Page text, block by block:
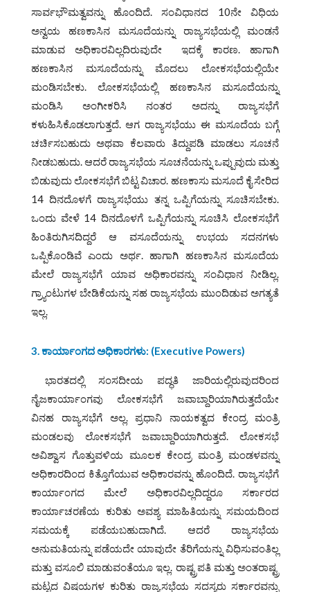
ಸಾರ್ವಭೌಮತ್ವವನ್ನು ಹೊಂದಿದೆ. ಸಂವಿಧಾನದ 10ನೇ ವಿಧಿಯ
ಅನ್ವಯ ಹಣಕಾಸಿನ ಮಸೂದೆಯನ್ನು ರಾಜ್ಯಸಭೆಯಲ್ಲಿ ಮಂಡನೆ
ಮಾಡುವ ಅಧಿಕಾರವಿಲ್ಲದಿರುವುದೇ ಇದಕ್ಕೆ ಕಾರಣ. ಹಾಗಾಗಿ
ಹಣಕಾಸಿನ ಮಸೂದೆಯನ್ನು ಮೊದಲು ಲೋಕಸಭೆಯಲ್ಲಿಯೇ
ಮಂಡಿಸಬೇಕು. ಲೋಕಸಭೆಯಲ್ಲಿ ಹಣಕಾಸಿನ ಮಸೂದೆಯನ್ನು
ಮಂಡಿಸಿ ಅಂಗೀಕರಿಸಿ ನಂತರ ಅದನ್ನು ರಾಜ್ಯಸಭೆಗೆ
ಕಳುಹಿಸಿಕೊಡಲಾಗುತ್ತದೆ. ಆಗ ರಾಜ್ಯಸಭೆಯು ಈ ಮಸೂದೆಯ ಬಗ್ಗೆ
ಚರ್ಚಿಸಬಹುದು ಅಥವಾ ಕೆಲವಾರು ತಿದ್ದುಪಡಿ ಮಾಡಲು ಸೂಚನೆ
ನೀಡಬಹುದು. ಆದರೆ ರಾಜ್ಯಸಭೆಯ ಸೂಚನೆಯನ್ನು ಒಪ್ಪುವುದು ಮತ್ತು
ಬಿಡುವುದು ಲೋಕಸಭೆಗೆ ಬಿಟ್ಟ ವಿಚಾರ. ಹಣಕಾಸು ಮಸೂದೆ ಕೈ ಸೇರಿದ
14 ದಿನದೊಳಗೆ ರಾಜ್ಯಸಭೆಯು ತನ್ನ ಒಪ್ಪಿಗೆಯನ್ನು ಸೂಚಿಸಬೇಕು.
ಒಂದು ವೇಳೆ 14 ದಿನದೊಳಗೆ ಒಪ್ಪಿಗೆಯನ್ನು ಸೂಚಿಸಿ ಲೋಕಸಭೆಗೆ
ಹಿಂತಿರುಗಿಸದಿದ್ದರೆ ಆ ವಸೂದೆಯನ್ನು ಉಭಯ ಸದನಗಳು
ಒಪ್ಪಿಕೊಂಡಿವೆ ಎಂದು ಅರ್ಥ. ಹಾಗಾಗಿ ಹಣಕಾಸಿನ ಮಸೂದೆಯ
ಮೇಲೆ ರಾಜ್ಯಸಭೆಗೆ ಯಾವ ಅಧಿಕಾರವನ್ನು ಸಂವಿಧಾನ ನೀಡಿಲ್ಲ.
ಗ್ರ್ಯಾಂಟುಗಳ ಬೇಡಿಕೆಯನ್ನು ಸಹ ರಾಜ್ಯಸಭೆಯ ಮುಂದಿಡುವ ಅಗತ್ಯತೆ
ಇಲ್ಲ.
3. ಕಾರ್ಯಾಂಗದ ಅಧಿಕಾರಗಳು: (Executive Powers)
ಭಾರತದಲ್ಲಿ ಸಂಸದೀಯ ಪದ್ಧತಿ ಜಾರಿಯಲ್ಲಿರುವುದರಿಂದ
ನೈಜಕಾರ್ಯಾಂಗವು ಲೋಕಸಭೆಗೆ ಜವಾಬ್ದಾರಿಯಾಗಿರುತ್ತದೆಯೇ
ವಿನಹ ರಾಜ್ಯಸಭೆಗೆ ಅಲ್ಲ. ಪ್ರಧಾನಿ ನಾಯಕತ್ವದ ಕೇಂದ್ರ ಮಂತ್ರಿ
ಮಂಡಲವು ಲೋಕಸಭೆಗೆ ಜವಾಬ್ದಾರಿಯಾಗಿರುತ್ತದೆ. ಲೋಕಸಭೆ
ಅವಿಶ್ವಾಸ ಗೊತ್ತುವಳಿಯ ಮೂಲಕ ಕೇಂದ್ರ ಮಂತ್ರಿ ಮಂಡಳವನ್ನು
ಅಧಿಕಾರದಿಂದ ಕಿತ್ತೊಗೆಯುವ ಅಧಿಕಾರವನ್ನು ಹೊಂದಿದೆ. ರಾಜ್ಯಸಭೆಗೆ
ಕಾರ್ಯಾಂಗದ ಮೇಲೆ ಅಧಿಕಾರವಿಲ್ಲದಿದ್ದರೂ ಸರ್ಕಾರದ
ಕಾರ್ಯಾಚರಣೆಯ ಕುರಿತು ಅವಶ್ಯ ಮಾಹಿತಿಯನ್ನು ಸಮಯದಿಂದ
ಸಮಯಕ್ಕೆ ಪಡೆಯಬಹುದಾಗಿದೆ. ಆದರೆ ರಾಜ್ಯಸಭೆಯ
ಅನುಮತಿಯನ್ನು ಪಡೆಯದೇ ಯಾವುದೇ ತೆರಿಗೆಯನ್ನು ವಿಧಿಸುವಂತಿಲ್ಲ
ಮತ್ತು ವಸೂಲಿ ಮಾಡುವಂತೆಯೂ ಇಲ್ಲ. ರಾಷ್ಟ್ರಪತಿ ಮತ್ತು ಅಂತರಾಷ್ಟ್ರ
ಮಟ್ಟದ ವಿಷಯಗಳ ಕುರಿತು ರಾಜ್ಯಸಭೆಯ ಸದಸ್ಯರು ಸರ್ಕಾರವನ್ನು